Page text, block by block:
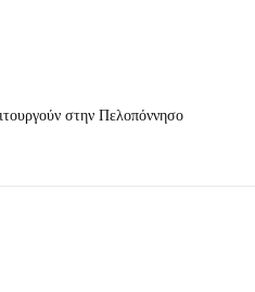
στην Πελοπόννησο